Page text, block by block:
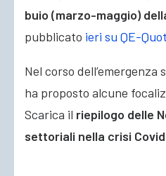
buio (marzo-maggio)
pubblicato ieri su QE-
Nel corso dell’emergenza
ha proposto alcune
Scarica il riepilogo delle
settoriali nella crisi